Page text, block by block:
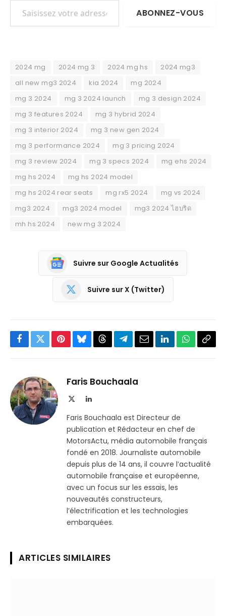
ABONNEZ-VOUS
2024 mg 2024 mg 3 2024 mg hs
2024 mg3
all new mg3 2024
kia 2024
mg 2024
mg 3 2024
mg 3 2024 launch
mg 3 design 2024
mg 3 features 2024
mg 3 hybrid 2024
mg 3 interior 2024
mg 3 new gen 2024
mg 3 performance 2024
mg 3 pricing 2024
mg 3 review 2024
mg 3 specs 2024
mg ehs 2024
mg hs 2024
mg hs 2024 model
mg hs 2024 rear seats
mg rx5 2024
mg vs 2024
mg3 2024
mg3 2024 model
mg3 2024 ไฮบริด
mh hs 2024
new mg 3 2024
Suivre sur Google Actualités
Suivre sur X (Twitter)
Facebook
TwitterPinterestBlueskyThreadsPartager
Telegram
EmailLinkedInWhatsApp
Faris Bouchaala
LinkedIn
Faris Bouchaala est Directeur de
publication et Rédacteur en chef de
MotorsActu, média automobile français
fondé en 2018. Journaliste automobile
depuis plus de 14 ans, il couvre l’actualité
automobile française et européenne,
avec un focus sur les essais, les
nouveautés constructeurs,
l’électrification et les technologies
embarquées.
ARTICLES SIMILAIRES